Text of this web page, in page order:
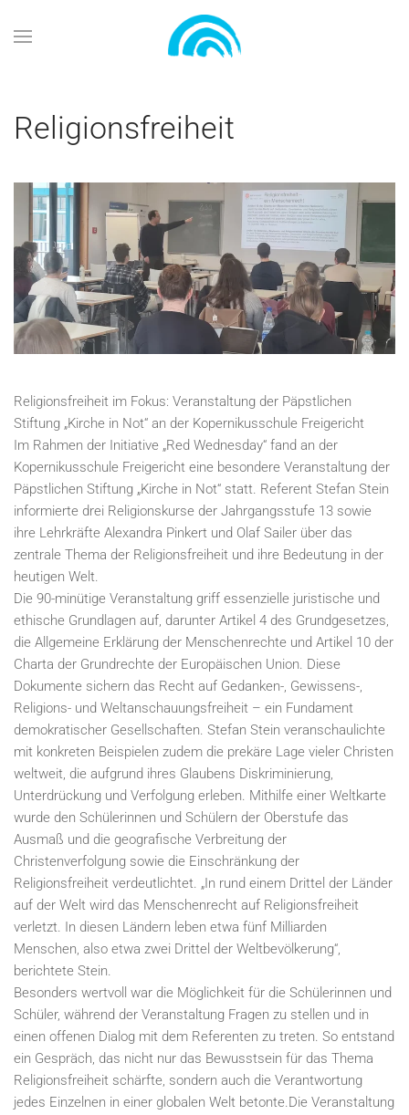
Zum Hauptinhalt springen
Religionsfreiheit
Religionsfreiheit im Fokus: Veranstaltung der Päpstlichen
Stiftung „Kirche in Not“ an der Kopernikusschule Freigericht
Im Rahmen der Initiative „Red Wednesday“ fand an der
Kopernikusschule Freigericht eine besondere Veranstaltung der
Päpstlichen Stiftung „Kirche in Not“ statt. Referent Stefan Stein
informierte drei Religionskurse der Jahrgangsstufe 13 sowie
ihre Lehrkräfte Alexandra Pinkert und Olaf Sailer über das
zentrale Thema der Religionsfreiheit und ihre Bedeutung in der
heutigen Welt.
Die 90-minütige Veranstaltung griff essenzielle juristische und
ethische Grundlagen auf, darunter Artikel 4 des Grundgesetzes,
die Allgemeine Erklärung der Menschenrechte und Artikel 10 der
Charta der Grundrechte der Europäischen Union. Diese
Dokumente sichern das Recht auf Gedanken-, Gewissens-,
Religions- und Weltanschauungsfreiheit – ein Fundament
demokratischer Gesellschaften. Stefan Stein veranschaulichte
mit konkreten Beispielen zudem die prekäre Lage vieler Christen
weltweit, die aufgrund ihres Glaubens Diskriminierung,
Unterdrückung und Verfolgung erleben. Mithilfe einer Weltkarte
wurde den Schülerinnen und Schülern der Oberstufe das
Ausmaß und die geografische Verbreitung der
Christenverfolgung sowie die Einschränkung der
Religionsfreiheit verdeutlichtet. „In rund einem Drittel der Länder
auf der Welt wird das Menschenrecht auf Religionsfreiheit
verletzt. In diesen Ländern leben etwa fünf Milliarden
Menschen, also etwa zwei Drittel der Weltbevölkerung“,
berichtete Stein.
Besonders wertvoll war die Möglichkeit für die Schülerinnen und
Schüler, während der Veranstaltung Fragen zu stellen und in
einen offenen Dialog mit dem Referenten zu treten. So entstand
ein Gespräch, das nicht nur das Bewusstsein für das Thema
Religionsfreiheit schärfte, sondern auch die Verantwortung
jedes Einzelnen in einer globalen Welt betonte.Die Veranstaltung